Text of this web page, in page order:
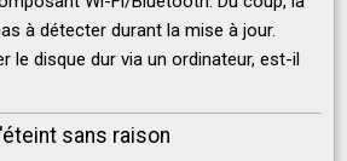
à détecter durant la mise à jour.
le disque dur via un ordinateur, est-il
sans raison